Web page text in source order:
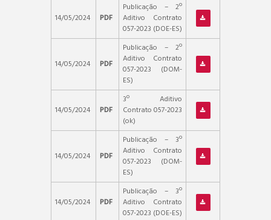
14/05/2024 PDF
Publicação – 2º
Aditivo Contrato
057-2023 (DOE-ES)
14/05/2024 PDF
Publicação – 2º
Aditivo Contrato
057-2023 (DOM-
ES)
14/05/2024 PDF
3º Aditivo
Contrato 057-2023
(ok)
14/05/2024 PDF
Publicação – 3º
Aditivo Contrato
057-2023 (DOM-
ES)
14/05/2024 PDF
Publicação – 3º
Aditivo Contrato
057-2023 (DOE-ES)